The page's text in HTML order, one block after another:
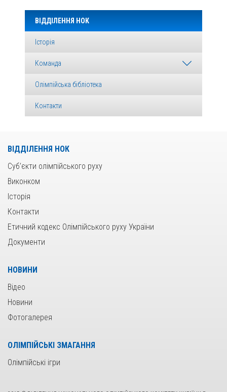
ВІДДІЛЕННЯ НОК
Історія
Команда
Олімпійська бібліотека
Контакти
ВІДДІЛЕННЯ НОК
Суб’єкти олімпійського руху
Виконком
Історія
Контакти
Етичний кодекс Олімпійського руху України
Документи
НОВИНИ
Відео
Новини
Фотогалерея
ОЛІМПІЙСЬКІ ЗМАГАННЯ
Олімпійські ігри